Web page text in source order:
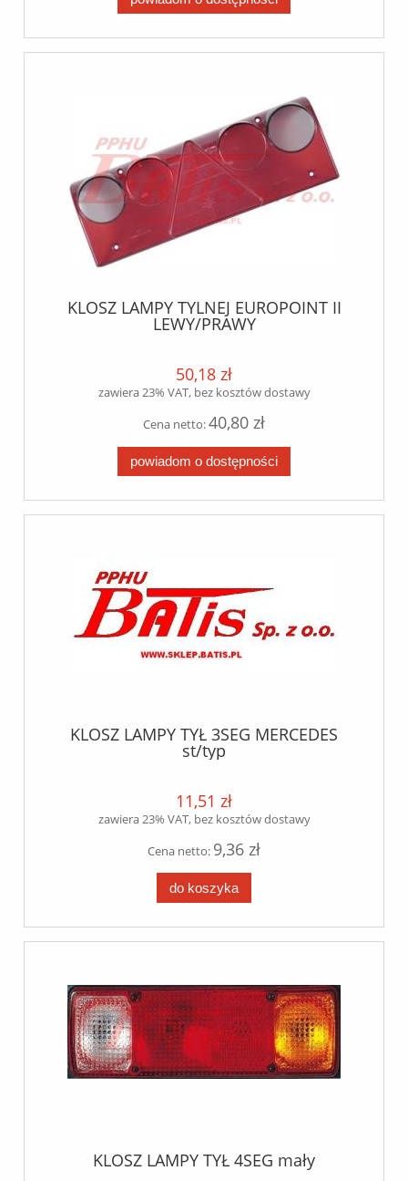
KLOSZ LAMPY TYLNEJ EUROPOINT II
LEWY/PRAWY
50,18 zł
zawiera 23% VAT, bez kosztów dostawy
Cena netto:40,80 zł
powiadom o dostępności
KLOSZ LAMPY TYŁ 3SEG MERCEDES
st/typ
11,51 zł
zawiera 23% VAT, bez kosztów dostawy
Cena netto: 9,36 zł
do koszyka
KLOSZ LAMPY TYŁ 4SEG mały